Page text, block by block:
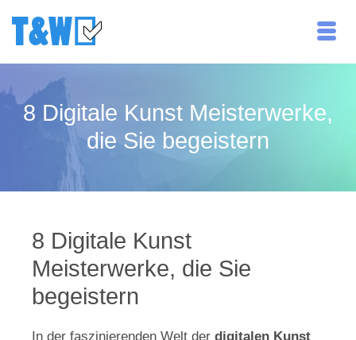
8 Digitale Kunst Meisterwerke,
die Sie begeistern
8 Digitale Kunst
Meisterwerke, die Sie
begeistern
In der faszinierenden Welt der digitalen Kunst